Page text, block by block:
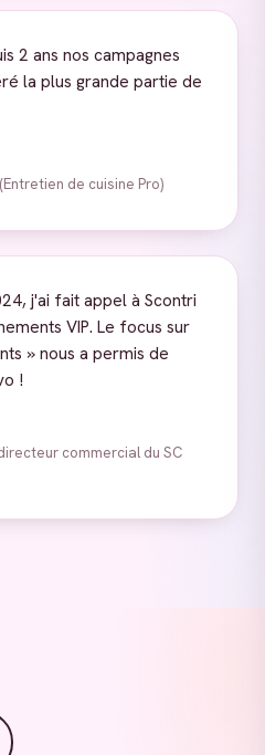
2 ans nos campagnes
la plus grande partie de
de cuisine Pro)
j'ai fait appel à Scontri
VIP. Le focus sur
» nous a permis de
!
commercial du SC